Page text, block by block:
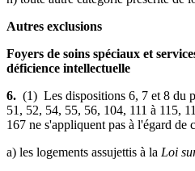
Autres exclusions
Foyers de soins spéciaux et
déficience intellectuelle
6. (1) Les dispositions 6, 7 et 8 du
51, 52, 54, 55, 56, 104, 111 à 115,
167 ne s'appliquent pas à l'égard de
a) les logements assujettis à la Loi